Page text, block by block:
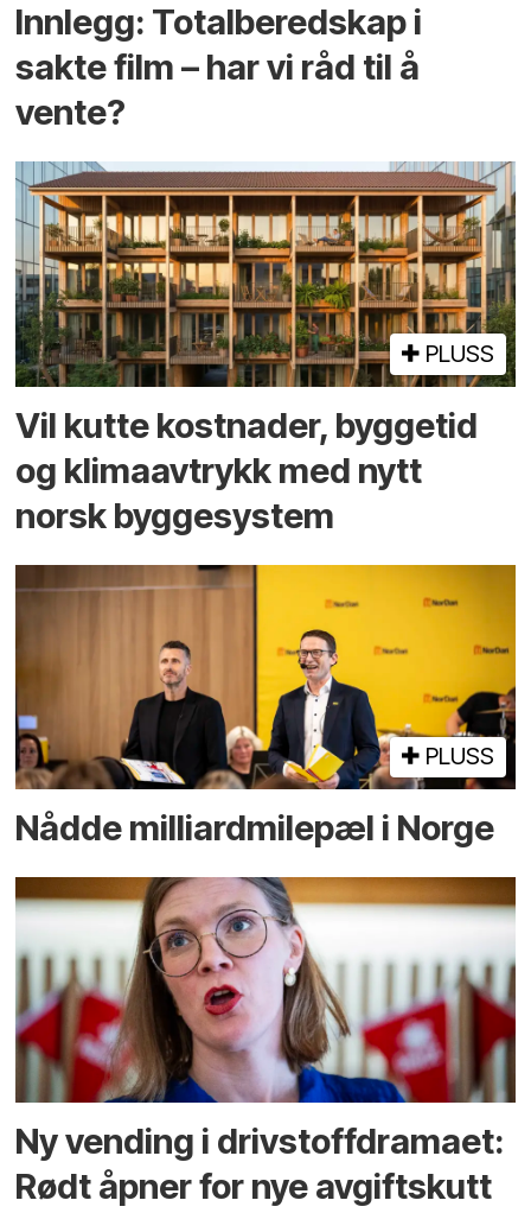
Innlegg: Totalberedskap i
sakte film – har vi råd til å
vente?
PLUSS
Vil kutte kostnader, byggetid
og klima­avtrykk med nytt
norsk bygge­system
PLUSS
Nådde milliard­­milepæl i Norge
Ny vending i drivstoffdramaet:
Rødt åpner for nye avgiftskutt